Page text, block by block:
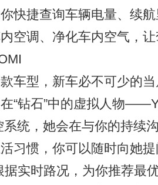
快捷查询车辆电量、续
空调、净化车内空气，
车型，新车必不可少的
“钻石”中的虚拟人物
统，她会在与你的持续
习惯，你可以随时向她
据实时路况，为你推荐最